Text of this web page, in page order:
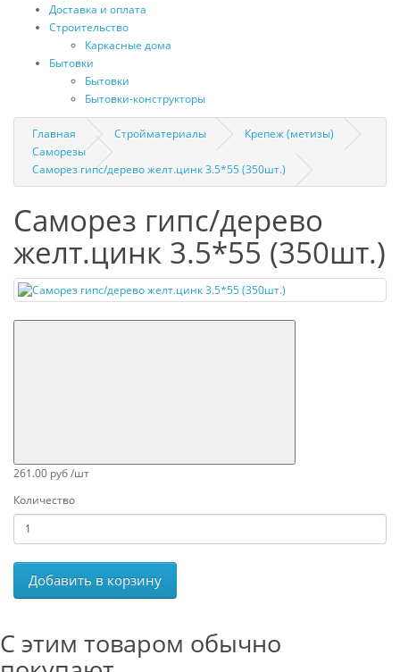
Доставка и оплата
Строительство
Каркасные дома
Бытовки
Бытовки
Бытовки-конструкторы
Главная Стройматериалы
Крепеж (метизы)
Саморезы
Саморез гипс/дерево желт.цинк 3.5*55 (350шт.)
Саморез гипс/дерево
желт.цинк 3.5*55 (350шт.)
261.00 руб /шт
Количество
Добавить в корзину
С этим товаром обычно